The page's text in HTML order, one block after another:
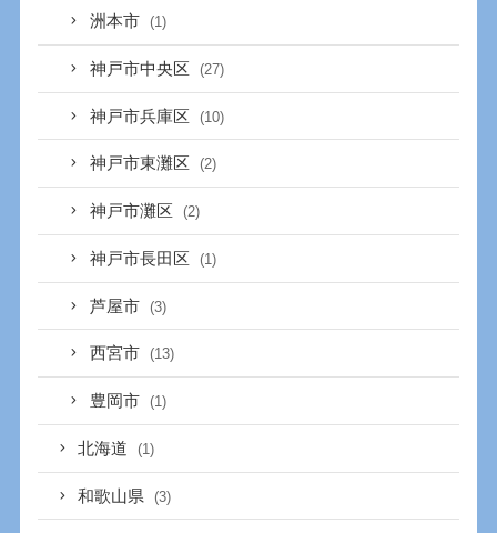
洲本市 (1)
神戸市中央区 (27)
神戸市兵庫区 (10)
神戸市東灘区 (2)
神戸市灘区 (2)
神戸市長田区 (1)
芦屋市 (3)
西宮市 (13)
豊岡市 (1)
北海道 (1)
和歌山県 (3)